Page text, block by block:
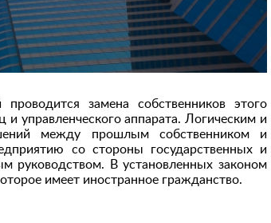
замена собственников этого
управленческого аппарата. Логическим и
между прошлым собственником и
со стороны государственных и
руководством. В установленных законом
имеет иностранное гражданство.